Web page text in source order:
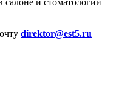
direktor@est5.ru